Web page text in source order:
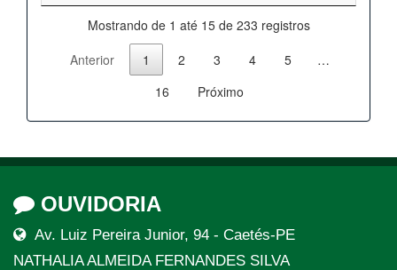
Mostrando de 1 até 15 de 233 registros
Anterior
1 2 3 4 5
…
16
Próximo
OUVIDORIA
Av. Luiz Pereira Junior, 94 - Caetés-PE
NATHALIA ALMEIDA FERNANDES SILVA